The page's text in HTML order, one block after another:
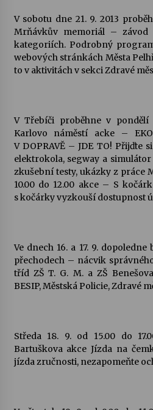
V sobotu dne 21. 9. 2013
Mrňávkův memoriál –
kategoriích. Podrobný
webových stránkách Města
to v aktivitách v sekci Zdravé
V Třebíči proběhne v pondělí
Karlovo náměstí acke –
V DOPRAVĚ – JDE TO! Přijďte
elektrokola, segway a
zkušební testy, ukázky z práce
10.00 do 12.00 akce – S
s kočárky vyzkouší dostupnost
Ve dnech 16. a 17. 9.
přechodech – nácvik
tříd ZŠ T. G. M. a ZŠ
BESIP, Městská Policie, Zdravé
Středa 18. 9. od 15.00 do
Bartuškova akce Jízda na
jízda zručnosti, nezapomeňte